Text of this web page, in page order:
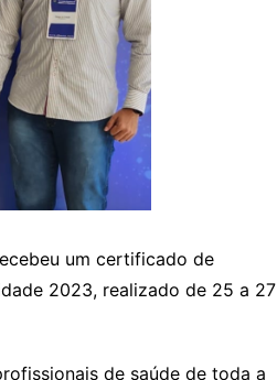
um certificado de
2023, realizado de 25 a 27
de saúde de toda a